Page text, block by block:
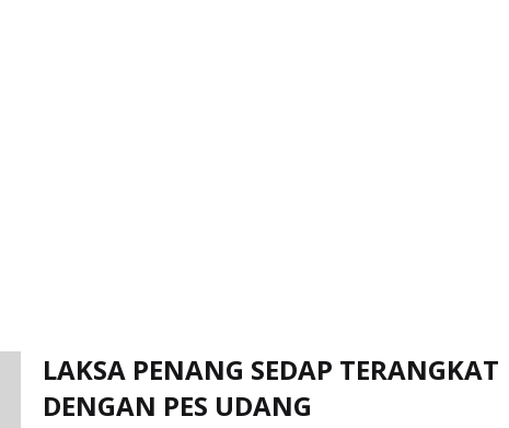
LAKSA PENANG SEDAP TERANGKAT
DENGAN PES UDANG